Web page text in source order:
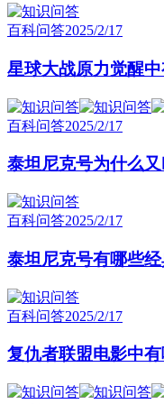
百科问答2025/2/17
星球大战原力觉醒
百科问答2025/2/17
泰坦尼克号为什么
百科问答2025/2/17
泰坦尼克号有哪些
百科问答2025/2/17
复仇者联盟电影中